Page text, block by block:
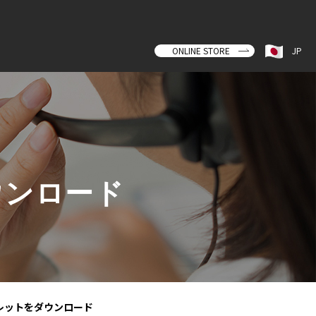
ONLINE STORE JP
ロード
トをダウンロード